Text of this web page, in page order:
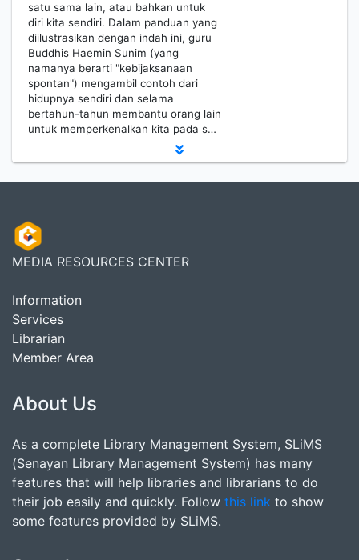
satu sama lain, atau bahkan untuk
diri kita sendiri. Dalam panduan yang
diilustrasikan dengan indah ini, guru
Buddhis Haemin Sunim (yang
namanya berarti "kebijaksanaan
spontan") mengambil contoh dari
hidupnya sendiri dan selama
bertahun-tahun membantu orang lain
untuk memperkenalkan kita pada s…
MEDIA RESOURCES CENTER
Information
Services
Librarian
Member Area
About Us
As a complete Library Management System, SLiMS
(Senayan Library Management System) has many
features that will help libraries and librarians to do
their job easily and quickly. Follow this link to show
some features provided by SLiMS.